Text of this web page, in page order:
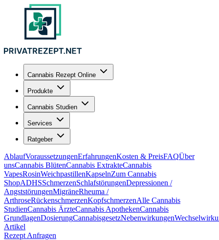
Cannabis Rezept Online
Produkte
Cannabis Studien
Services
Ratgeber
AblaufVoraussetzungenErfahrungenKosten & PreisFAQÜber
unsCannabis BlütenCannabis ExtrakteCannabis
VapesRosinWeichpastillenKapselnZum Cannabis
ShopADHSSchmerzenSchlafstörungenDepressionen /
AngststörungenMigräneRheuma /
ArthroseRückenschmerzenKopfschmerzenAlle Cannabis
StudienCannabis ÄrzteCannabis ApothekenCannabis
GrundlagenDosierungCannabisgesetzNebenwirkungen
Artikel
Rezept Anfragen